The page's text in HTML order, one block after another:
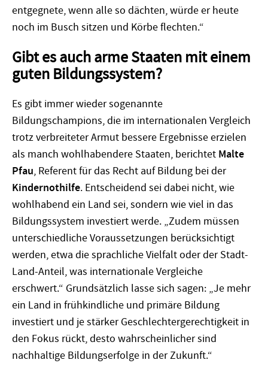
entgegnete, wenn alle so dächten, würde er heute
noch im Busch sitzen und Körbe flechten.“
Gibt es auch arme Staaten mit einem
guten Bildungssystem?
Es gibt immer wieder sogenannte
Bildungschampions, die im internationalen Vergleich
trotz verbreiteter Armut bessere Ergebnisse erzielen
als manch wohlhabendere Staaten, berichtet Malte
Pfau, Referent für das Recht auf Bildung bei der
Kindernothilfe. Entscheidend sei dabei nicht, wie
wohlhabend ein Land sei, sondern wie viel in das
Bildungssystem investiert werde. „Zudem müssen
unterschiedliche Voraussetzungen berücksichtigt
werden, etwa die sprachliche Vielfalt oder der Stadt-
Land-Anteil, was internationale Vergleiche
erschwert.“ Grundsätzlich lasse sich sagen: „Je mehr
ein Land in frühkindliche und primäre Bildung
investiert und je stärker Geschlechtergerechtigkeit in
den Fokus rückt, desto wahrscheinlicher sind
nachhaltige Bildungserfolge in der Zukunft.“